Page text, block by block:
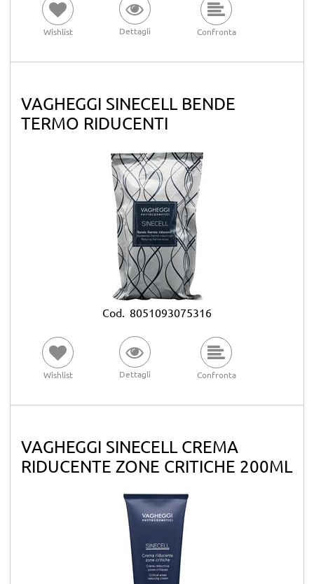
Wishlist Dettagli Confronta
VAGHEGGI SINECELL BENDE
TERMO RIDUCENTI
Cod. 8051093075316
Wishlist Dettagli Confronta
VAGHEGGI SINECELL CREMA
RIDUCENTE ZONE CRITICHE 200ML